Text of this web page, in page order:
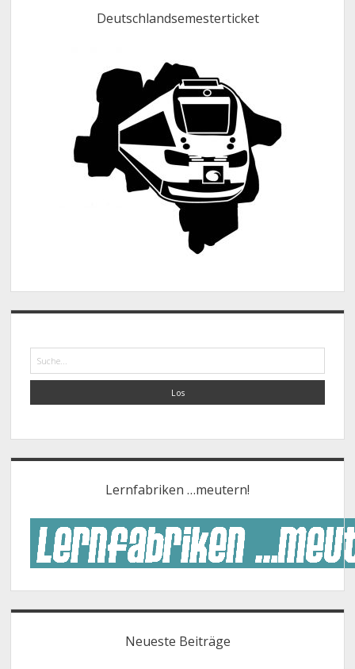
Deutschlandsemesterticket
Lernfabriken …meutern!
Neueste Beiträge